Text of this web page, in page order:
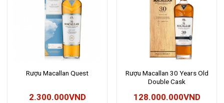
Rượu Macallan Quest
2.300.000VND
Rượu Macallan 30 Years Old
Double Cask
128.000.000VND